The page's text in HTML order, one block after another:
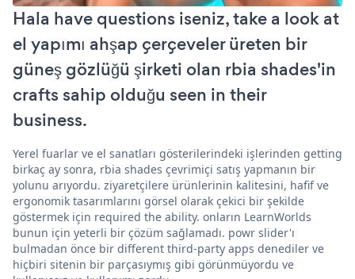
Hala have questions iseniz, take a look at
el yapımı ahşap çerçeveler üreten bir
güneş gözlüğü şirketi olan rbia shades'in
crafts sahip olduğu seen in their
business.
Yerel fuarlar ve el sanatları gösterilerindeki işlerinden getting
birkaç ay sonra, rbia shades çevrimiçi satış yapmanın bir
yolunu arıyordu. ziyaretçilere ürünlerinin kalitesini, hafif ve
ergonomik tasarımlarını görsel olarak çekici bir şekilde
göstermek için required the ability. onların LearnWorlds
bunun için yeterli bir çözüm sağlamadı. powr slider'ı
bulmadan önce bir different third-party apps denediler ve
hiçbiri sitenin bir parçasıymış gibi görünmüyordu ve